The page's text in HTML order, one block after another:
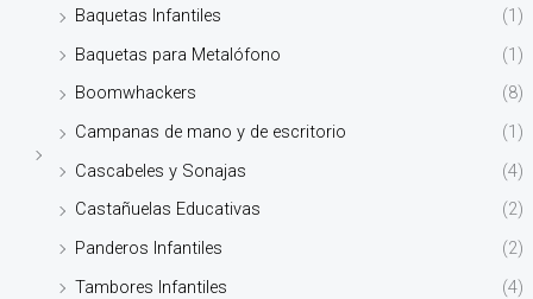
Baquetas Infantiles
(1)
Baquetas para Metalófono
(1)
Boomwhackers
(8)
Campanas de mano y de escritorio
(1)
Cascabeles y Sonajas
(4)
Castañuelas Educativas
(2)
Panderos Infantiles
(2)
Tambores Infantiles
(4)